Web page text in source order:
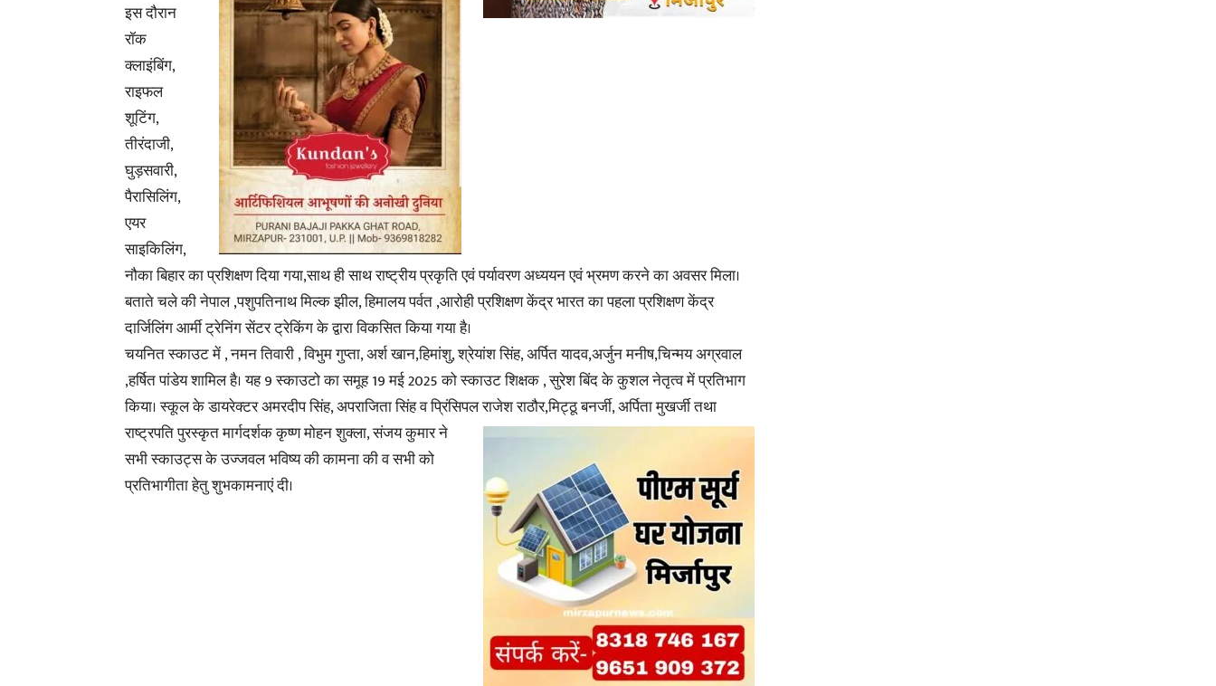
News
Paper
इस दौरान
रॉक
क्लाइंबिंग,
राइफल
शूटिंग,
तीरंदाजी,
घुड़सवारी,
पैरासिलिंग,
एयर
साइकिलिंग,
नौका बिहार का प्रशिक्षण दिया गया,साथ ही साथ राष्ट्रीय प्रकृति एवं पर्यावरण अध्ययन एवं भ्रमण करने का अवसर मिला।
बताते चले की नेपाल ,पशुपतिनाथ मिल्क झील, हिमालय पर्वत ,आरोही प्रशिक्षण केंद्र भारत का पहला प्रशिक्षण केंद्र
दार्जिलिंग आर्मी ट्रेनिंग सेंटर ट्रेकिंग के द्वारा विकसित किया गया है।
चयनित स्काउट में , नमन तिवारी , विभुम गुप्ता, अर्श खान,हिमांशु, श्रेयांश सिंह, अर्पित यादव,अर्जुन मनीष,चिन्मय अग्रवाल
,हर्षित पांडेय शामिल है। यह 9 स्काउटो का समूह 19 मई 2025 को स्काउट शिक्षक , सुरेश बिंद के कुशल नेतृत्व में प्रतिभाग
किया। स्कूल के डायरेक्टर अमरदीप सिंह, अपराजिता सिंह व प्रिंसिपल राजेश राठौर,मिट्ठू बनर्जी, अर्पिता मुखर्जी तथा
राष्ट्रपति पुरस्कृत मार्गदर्शक कृष्ण मोहन शुक्ला, संजय कुमार ने
सभी स्काउट्स के उज्जवल भविष्य की कामना की व सभी को
प्रतिभागीता हेतु शुभकामनाएं दी।